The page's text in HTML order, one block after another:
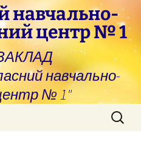
навчально-
центр № 1
навчально-
№ 1"
Пошук: